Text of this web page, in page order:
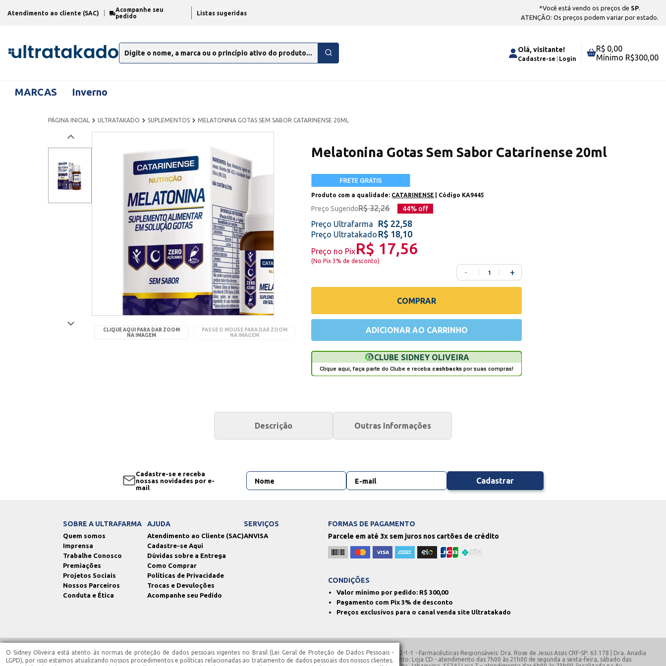
Atendimento ao cliente (SAC)
Acompanhe seu
pedido
Listas sugeridas
*Você está vendo os preços de SP.
ATENÇÃO: Os preços podem variar por estado.
Olá, visitante!
Cadastre-se Login
R$ 0,00
Mínimo R$300,00
MARCAS Inverno
PÁGINA INICIAL ULTRATAKADO SUPLEMENTOS MELATONINA GOTAS SEM SABOR CATARINENSE 20ML
CLIQUE AQUI PARA DAR ZOOM
NA IMAGEM
PASSE O MOUSE PARA DAR ZOOM
NA IMAGEM
Melatonina Gotas Sem Sabor Catarinense 20ml
Produto com a qualidade: CATARINENSE | Código KA9445
Preço SugeridoR$ 32,26 44% off
Preço Ultrafarma R$ 22,58
Preço Ultratakado R$ 18,10
Preço no PixR$ 17,56
(No Pix 3% de desconto)
- +
COMPRAR
ADICIONAR AO CARRINHO
CLUBE SIDNEY OLIVEIRA
Clique aqui, faça parte do Clube e receba cashbacks por suas compras!
Descrição Outras Informações
Cadastre-se e receba
nossas novidades por e-
mail
Cadastrar
SOBRE A ULTRAFARMA
Quem somos
Imprensa
Trabalhe Conosco
Premiações
Projetos Sociais
Nossos Parceiros
Conduta e Ética
AJUDA
Atendimento ao Cliente (SAC)
Cadastre-se Aqui
Dúvidas sobre a Entrega
Como Comprar
Políticas de Privacidade
Trocas e Devuloções
Acompanhe seu Pedido
SERVIÇOS
ANVISA
FORMAS DE PAGAMENTO
Parcele em até 3x sem juros nos cartões de crédito
CONDIÇÕES
Valor mínimo por pedido: R$ 300,00
Pagamento com Pix 3% de desconto
Preços exclusivos para o canal venda site Ultratakado
Ultrafarma Saúde EIRELI - CNPJ: 02.543.945/0006-90 | Santa Isabel/SP | IE: 130.762.850.113 | AFE: 780.2129 | SIVISA: 354680110-477-000062-1-1 - Farmacêuticas Responsáveis: Dra. Rose de Jesus Assis CRF-SP: 63.178 | Dra. Anadia
Terezinha Barbosa CRF-SP 87.005 - End.: Est. Municipal Dep. Est. Francisco Franco, N° 1363-A – Santa Isabel – SP | Horários de Funcionamento: Loja CD - atendimento das 7h00 às 21h00 de segunda a sexta-feira, sábado das
O Sidney Oliveira está atento às normas de proteção de dados pessoais vigentes no Brasil (Lei Geral de Proteção de Dados Pessoais -
LGPD), por isso estamos atualizando nossos procedimentos e políticas relacionadas ao tratamento de dados pessoais dos nossos clientes.